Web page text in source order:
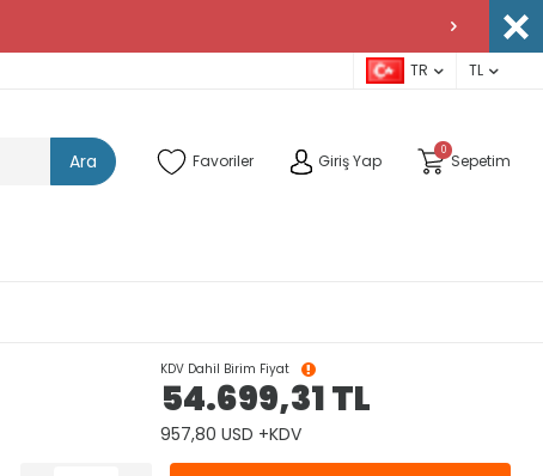
TR TL
Ara Favoriler Giriş Yap
0
Sepetim
KDV Dahil Birim Fiyat
54.699,31TL
957,80 USD +KDV